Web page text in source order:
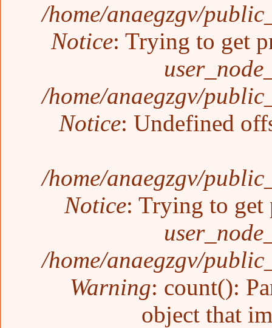
/home/anaegzgv/
Notice: Trying to get
/home/anaegzgv/
Notice: Undefined
/home/anaegzgv/
Notice: Trying to get
/home/anaegzgv/
Warning: count():
object that